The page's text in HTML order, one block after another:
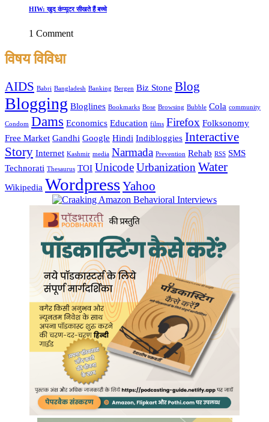
HIW: खुद कंप्यूटर सीखते हैं बच्चे
1 Comment
विषय विविधा
AIDS Babri Bangladesh Banking Bergen Biz Stone Blog
Blogging Bloglines Bookmarks Bose Browsing Bubble Cola community
Condom Dams Economics Education films Firefox Folksonomy
Free Market Gandhi Google Hindi Indibloggies Interactive
Story Internet Kashmir media Narmada Prevention Rehab RSS SMS
Technorati Thesaurus TOI UnicodeUrbanization Water
Wikipedia WordpressYahoo